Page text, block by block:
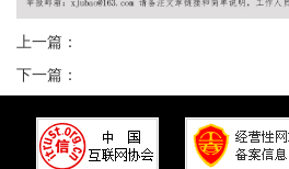
上一篇：
下一篇：